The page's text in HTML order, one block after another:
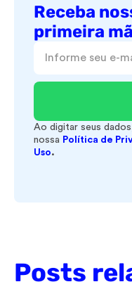
Receba
primeira
Ao digitar seus
nossa Política de
Uso.
Posts